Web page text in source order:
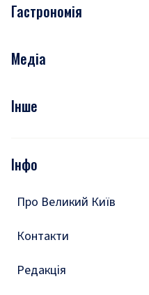
Субота
Краса
Гастрономія
Рецепти
Медіа
Фото
Подкасти
Інше
Тести
Інфо
Про Великий Київ
Контакти
Редакція